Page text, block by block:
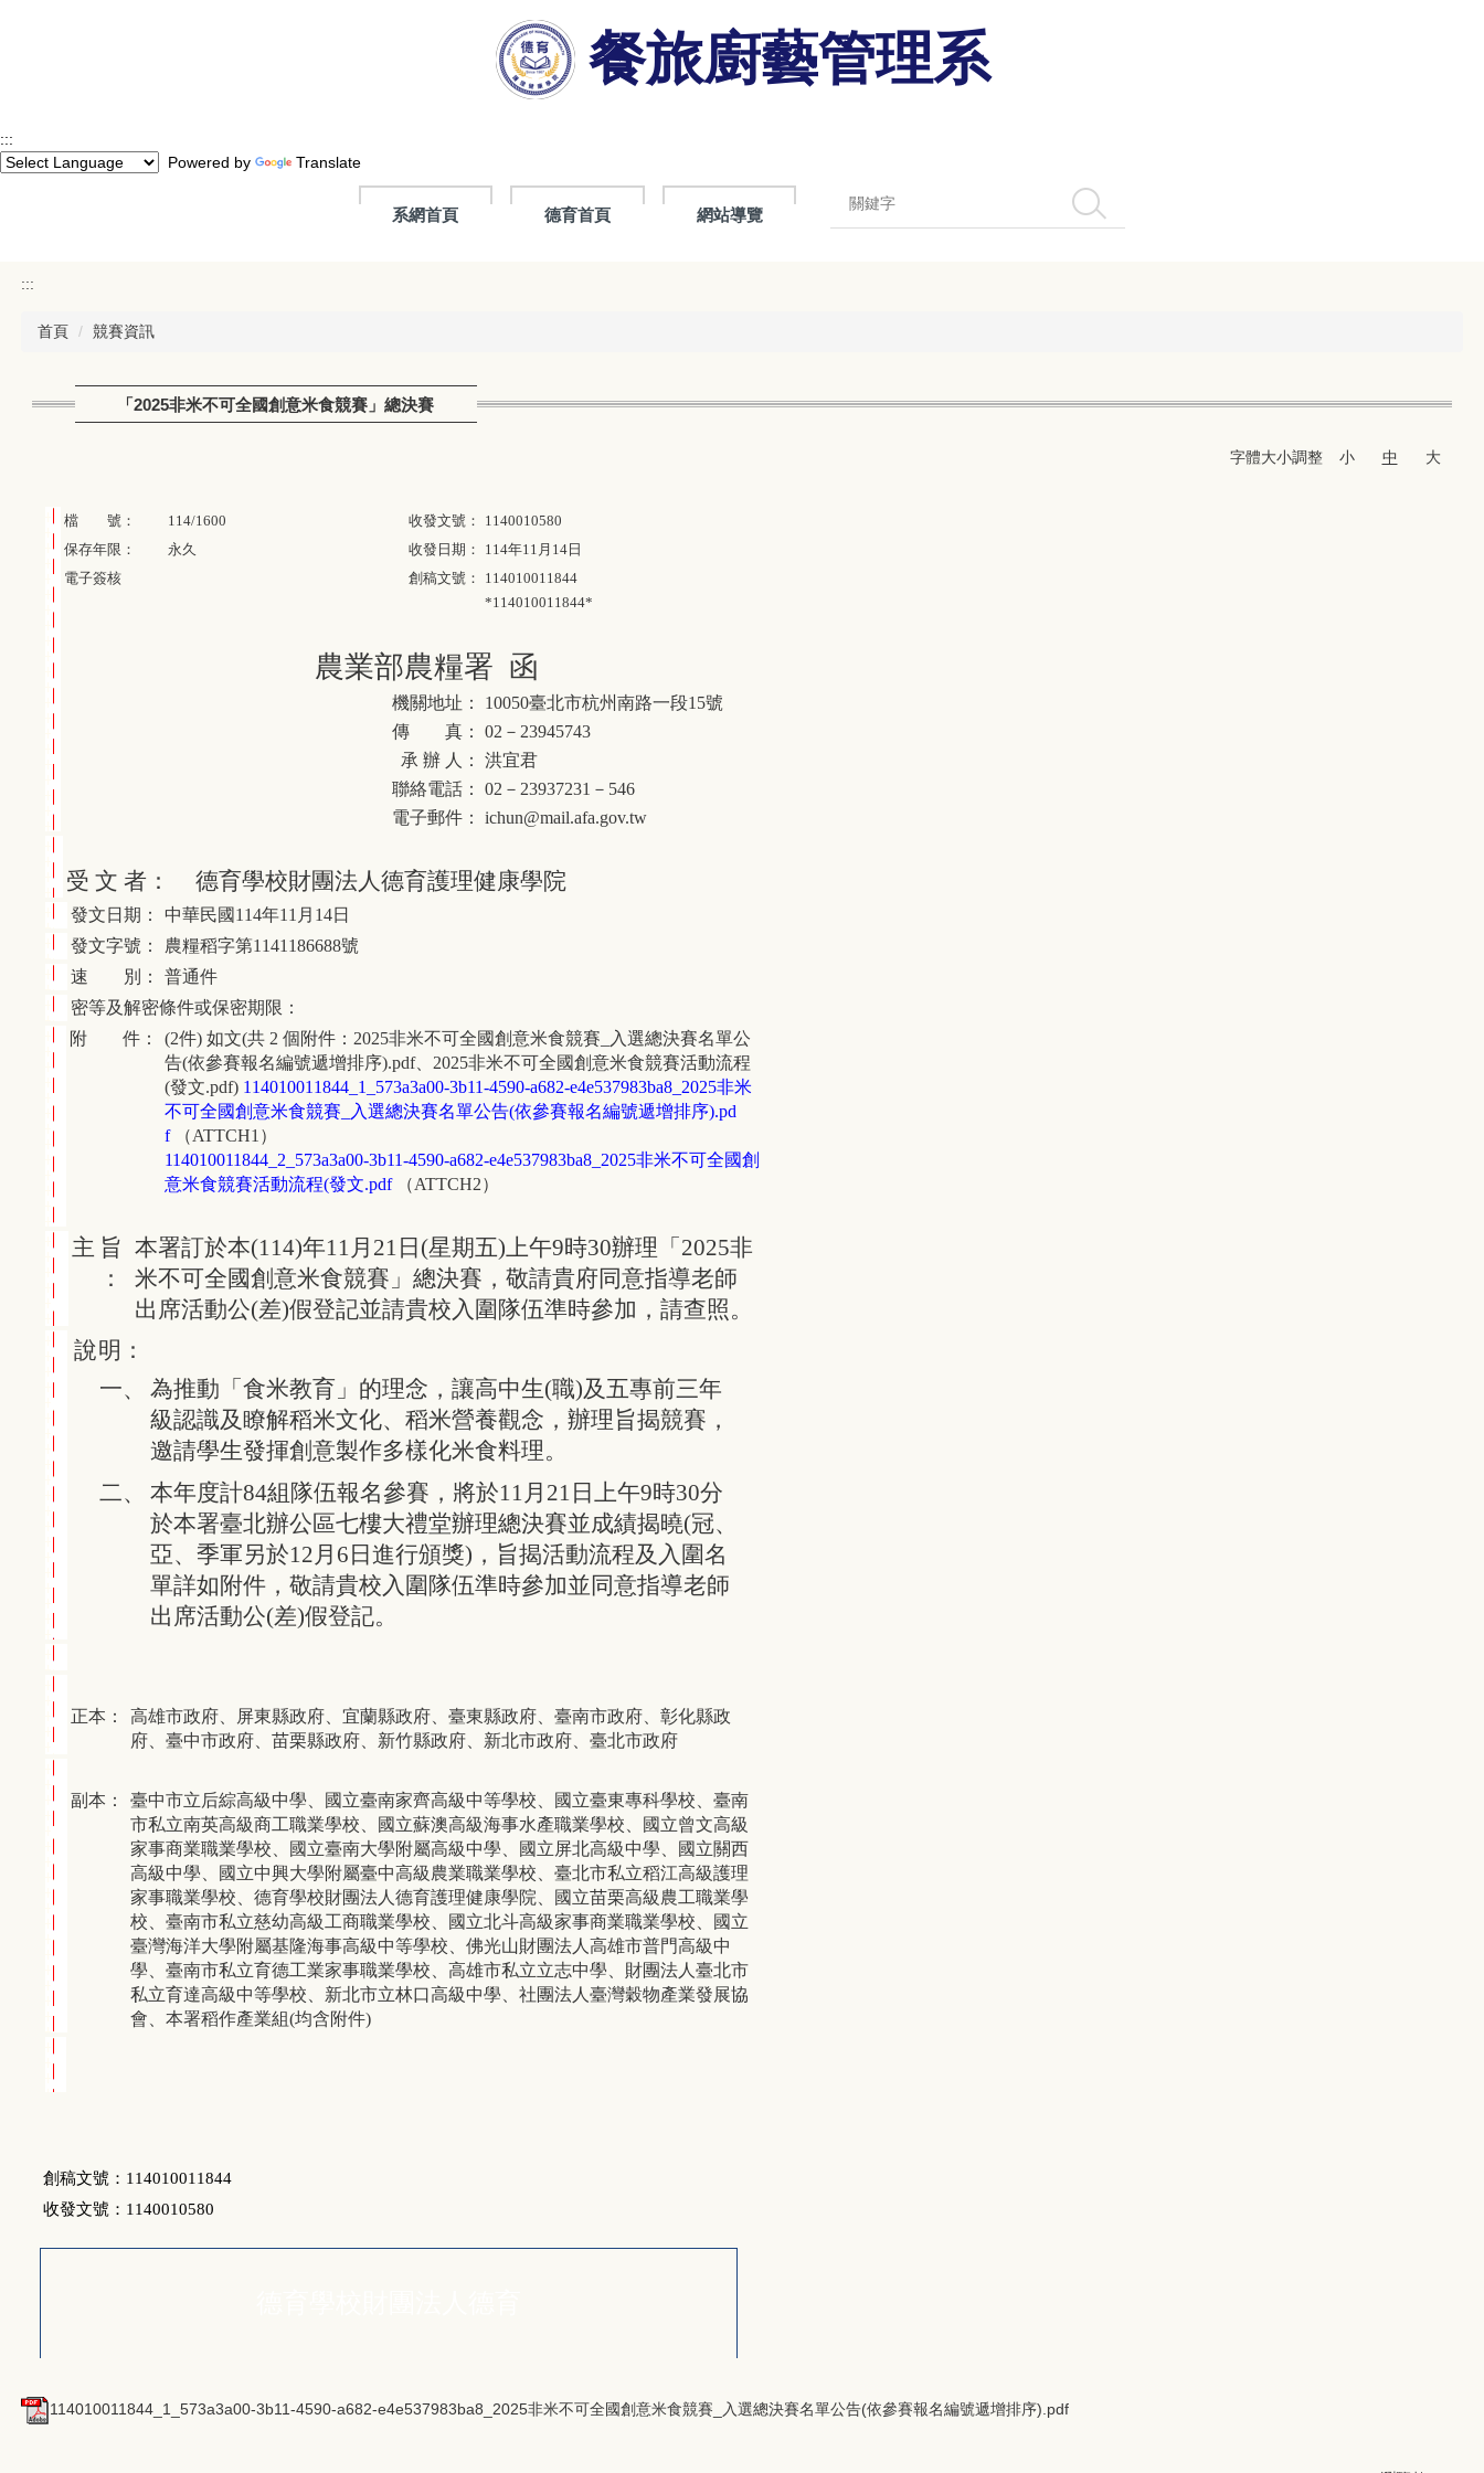
區
餐旅廚藝管理系
:::
Powered by
Translate
系網首頁 德育首頁 網站導覽
搜尋
:::
首頁 競賽資訊
「2025非米不可全國創意米食競賽」總決賽
字體大小調整 小 中 大
檔 號： 114/1600 收發文號：
1140010580
保存年限：
永久 收發日期：
114年11月14日
電子簽核
創稿文號：
114010011844
*114010011844*
農業部農糧署 函
機關地址：
10050臺北市杭州南路一段15號
傳 真：
02－23945743
承 辦 人：
洪宜君
聯絡電話：
02－23937231－546
電子郵件：
ichun@mail.afa.gov.tw
受 文 者： 德育學校財團法人德育護理健康學院
發文日期：
中華民國114年11月14日
發文字號：
農糧稻字第1141186688號
速 別：
普通件
密等及解密條件或保密期限：
附 件：
(2件) 如文(共 2 個附件：2025非米不可全國創意米食競賽_入選總決賽名單公
告(依參賽報名編號遞增排序).pdf、2025非米不可全國創意米食競賽活動流程
(發文.pdf) 114010011844_1_573a3a00-3b11-4590-a682-e4e537983ba8_2025非米
不可全國創意米食競賽_入選總決賽名單公告(依參賽報名編號遞增排序).pd
f（ATTCH1）
114010011844_2_573a3a00-3b11-4590-a682-e4e537983ba8_2025非米不可全國創
意米食競賽活動流程(發文.pdf（ATTCH2）
主 旨
：
本署訂於本(114)年11月21日(星期五)上午9時30辦理「2025非
米不可全國創意米食競賽」總決賽，敬請貴府同意指導老師
出席活動公(差)假登記並請貴校入圍隊伍準時參加，請查照。
說明：
一、
為推動「食米教育」的理念，讓高中生(職)及五專前三年
級認識及瞭解稻米文化、稻米營養觀念，辦理旨揭競賽，
邀請學生發揮創意製作多樣化米食料理。
二、
本年度計84組隊伍報名參賽，將於11月21日上午9時30分
於本署臺北辦公區七樓大禮堂辦理總決賽並成績揭曉(冠、
亞、季軍另於12月6日進行頒獎)，旨揭活動流程及入圍名
單詳如附件，敬請貴校入圍隊伍準時參加並同意指導老師
出席活動公(差)假登記。
正本：
高雄市政府、屏東縣政府、宜蘭縣政府、臺東縣政府、臺南市政府、彰化縣政
府、臺中市政府、苗栗縣政府、新竹縣政府、新北市政府、臺北市政府
副本：
臺中市立后綜高級中學、國立臺南家齊高級中等學校、國立臺東專科學校、臺南
市私立南英高級商工職業學校、國立蘇澳高級海事水產職業學校、國立曾文高級
家事商業職業學校、國立臺南大學附屬高級中學、國立屏北高級中學、國立關西
高級中學、國立中興大學附屬臺中高級農業職業學校、臺北市私立稻江高級護理
家事職業學校、德育學校財團法人德育護理健康學院、國立苗栗高級農工職業學
校、臺南市私立慈幼高級工商職業學校、國立北斗高級家事商業職業學校、國立
臺灣海洋大學附屬基隆海事高級中等學校、佛光山財團法人高雄市普門高級中
學、臺南市私立育德工業家事職業學校、高雄市私立立志中學、財團法人臺北市
私立育達高級中等學校、新北市立林口高級中學、社團法人臺灣穀物產業發展協
會、本署稻作產業組(均含附件)
創稿文號：114010011844
收發文號：1140010580
114010011844_1_573a3a00-3b11-4590-a682-e4e537983ba8_2025非米不可全國創意米食競賽_入選總決賽名單公告(依參賽報名編號遞增排序).pdf